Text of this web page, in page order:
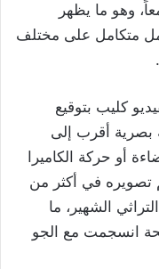
وهو ما يظهر
متكامل على مختلف
كليب بتوقيع
بصرية أقرب إلى
أو حركة الكاميرا
تصويره في أكثر من
الشهير، ما
انسجمت مع الجو